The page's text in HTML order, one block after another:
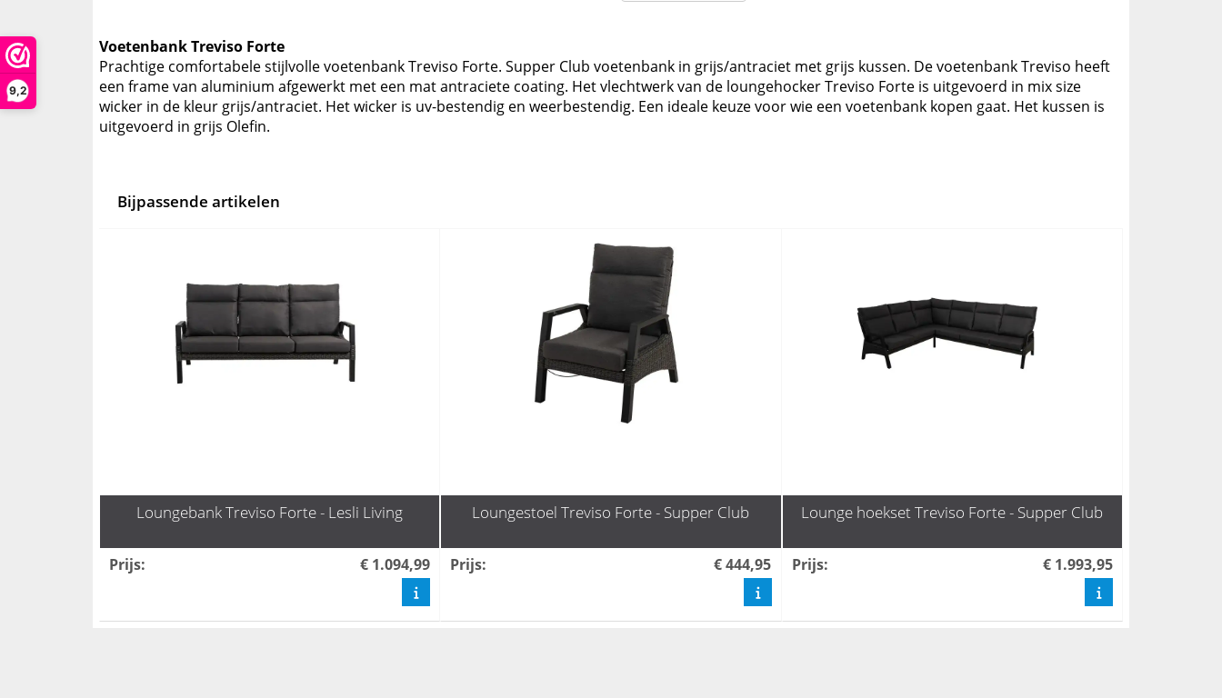
9,2
Voetenbank Treviso Forte
Prachtige comfortabele stijlvolle voetenbank Treviso Forte. Supper Club voetenbank in grijs/antraciet met grijs kussen. De voetenbank Treviso heeft
een frame van aluminium afgewerkt met een mat antraciete coating. Het vlechtwerk van de loungehocker Treviso Forte is uitgevoerd in mix size
wicker in de kleur grijs/antraciet. Het wicker is uv-bestendig en weerbestendig. Een ideale keuze voor wie een voetenbank kopen gaat. Het kussen is
uitgevoerd in grijs Olefin.
Bijpassende artikelen
Loungebank Treviso Forte - Lesli Living
Prijs: € 1.094,99
Loungestoel Treviso Forte - Supper Club
Prijs: € 444,95
Lounge hoekset Treviso Forte - Supper Club
Prijs: € 1.993,95